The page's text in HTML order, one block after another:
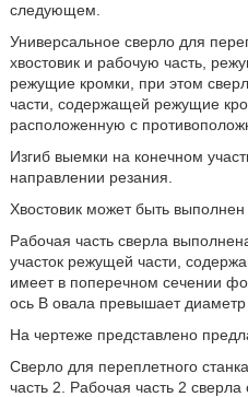
следующем.
Универсальное сверло для
хвостовик и рабочую часть,
режущие кромки, при этом
части, содержащей режущие
расположенную с
Изгиб выемки на конечном
направлении резания.
Хвостовик может быть выполнен
Рабочая часть сверла
участок режущей части,
имеет в поперечном сечении
ось В овала превышает диаметр
На чертеже представлено
Сверло для переплетного
часть 2. Рабочая часть 2